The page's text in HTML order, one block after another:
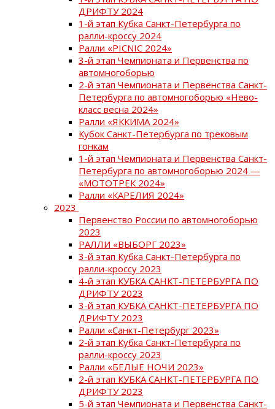
ДРИФТУ 2024
1-й этап Кубка Санкт-Петербурга по
ралли-кроссу 2024
Ралли «PICNIC 2024»
3-й этап Чемпионата и Первенства по
автомногоборью
2-й этап Чемпионата и Первенства Санкт-
Петербурга по автомногоборью «Нево-
класс весна 2024»
Ралли «ЯККИМА 2024»
Кубок Санкт-Петербурга по трековым
гонкам
1-й этап Чемпионата и Первенства Санкт-
Петербурга по автомногоборью 2024 —
«МОТОТРЕК 2024»
Ралли «КАРЕЛИЯ 2024»
2023
Первенство России по автомногоборью
2023
РАЛЛИ «ВЫБОРГ 2023»
3-й этап Кубка Санкт-Петербурга по
ралли-кроссу 2023
4-й этап КУБКА САНКТ-ПЕТЕРБУРГА ПО
ДРИФТУ 2023
3-й этап КУБКА САНКТ-ПЕТЕРБУРГА ПО
ДРИФТУ 2023
Ралли «Санкт-Петербург 2023»
2-й этап Кубка Санкт-Петербурга по
ралли-кроссу 2023
Ралли «БЕЛЫЕ НОЧИ 2023»
2-й этап КУБКА САНКТ-ПЕТЕРБУРГА ПО
ДРИФТУ 2023
5-й этап Чемпионата и Первенства Санкт-